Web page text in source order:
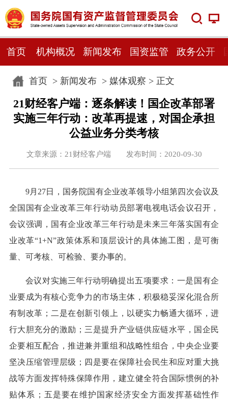
首页 机构概况 新闻发布 国资监管 政务公开
首页> 新闻发布> 媒体观察 > 正文
21财经客户端：逐条解读！国企改革部署
实施三年行动：改革再提速，对国企承担
公益业务分类考核
文章来源：21财经客户端 发布时间：2020-09-30
9月27日，国务院国有企业改革领导小组第四次会议及
全国国有企业改革三年行动动员部署电视电话会议召开，
会议强调，国有企业改革三年行动是未来三年落实国有企
业改革“1+N”政策体系和顶层设计的具体施工图，是可衡
量、可考核、可检验、要办事的。
会议对实施三年行动明确提出五项要求：一是国有企
业要成为有核心竞争力的市场主体，积极稳妥深化混合所
有制改革；二是在创新引领上，以硬实力畅通大循环，进
行大胆充分的激励；三是提升产业链供应链水平，国企民
企要相互配合，推进兼并重组和战略性组合，中央企业要
坚决压缩管理层级；四是要在保障社会民生和应对重大挑
战等方面发挥特殊保障作用，建立健全符合国际惯例的补
贴体系；五是要在维护国家经济安全方面发挥基础性作